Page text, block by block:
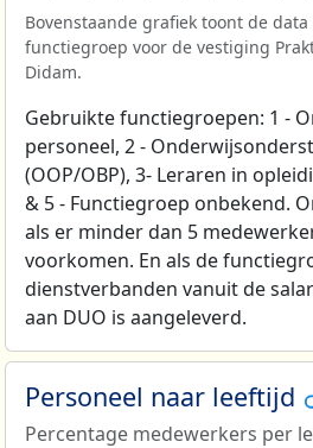
Bovenstaande grafiek toont de
functiegroep voor de vestiging
Didam.
Gebruikte functiegroepen: 1 -
personeel, 2 -
(OOP/OBP), 3- Leraren in
& 5 - Functiegroep onbekend.
als er minder dan 5
voorkomen. En als de
dienstverbanden vanuit de
aan DUO is aangeleverd.
Personeel naar leeftijd
Percentage medewerkers per